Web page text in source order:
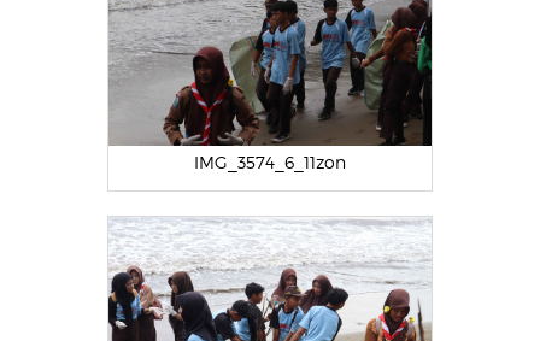
IMG_3574_6_11zon